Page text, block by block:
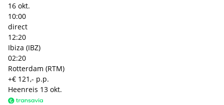
16 okt.
10:00
direct
12:20
Ibiza (IBZ)
02:20
Rotterdam (RTM)
+€ 121,- p.p.
Heenreis 13 okt.